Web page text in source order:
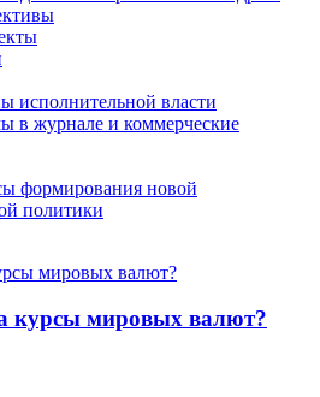
исполнительной власти
в журнале и коммерческие
формирования новой
политики
курсы мировых валют?